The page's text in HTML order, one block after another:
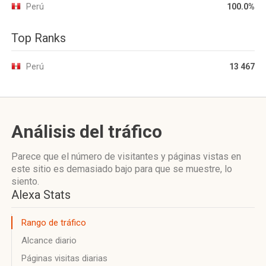
Perú 100.0%
Top Ranks
Perú 13 467
Análisis del tráfico
Parece que el número de visitantes y páginas vistas en
este sitio es demasiado bajo para que se muestre, lo
siento.
Alexa Stats
Rango de tráfico
Alcance diario
Páginas visitas diarias